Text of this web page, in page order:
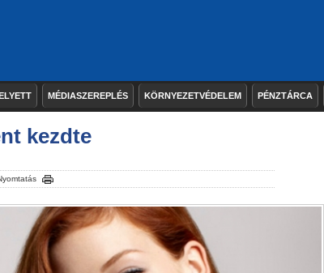
MÉDIASZEREPLÉS KÖRNYEZETVÉDELEM PÉNZTÁRCA
kezdte